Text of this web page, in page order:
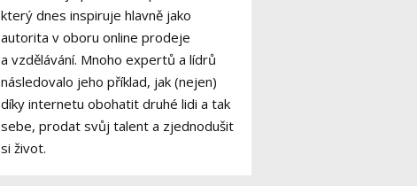
který dnes inspiruje hlavně jako
autorita v oboru online prodeje
a vzdělávání. Mnoho expertů a lídrů
následovalo jeho příklad, jak (nejen)
díky internetu obohatit druhé lidi a tak
sebe, prodat svůj talent a zjednodušit
si život.